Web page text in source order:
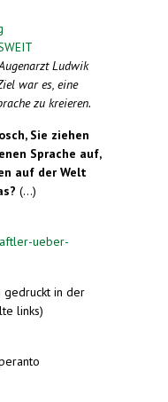
Ludwik
war es, eine
zu kreieren.
Sie ziehen
Sprache auf,
auf der Welt
(...)
ueber-
gedruckt in der
links)